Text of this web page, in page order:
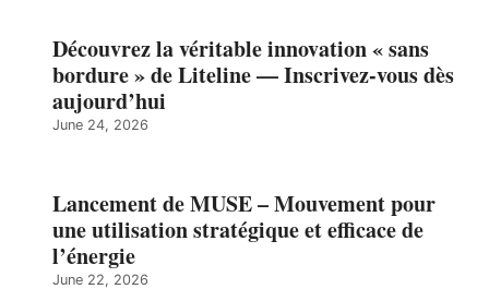
Découvrez la véritable innovation « sans
bordure » de Liteline — Inscrivez-vous dès
aujourd’hui
June 24, 2026
Lancement de MUSE – Mouvement pour
une utilisation stratégique et efficace de
l’énergie
June 22, 2026